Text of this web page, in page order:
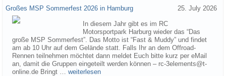
Großes MSP Sommerfest 2026 in Hamburg 25. July 2026
In diesem Jahr gibt es im RC
Motorsportpark Harburg wieder das “Das
große MSP Sommerfest”. Das Motto ist “Fast & Muddy” und findet
am ab 10 Uhr auf dem Gelände statt. Falls Ihr an dem Offroad-
Rennen teilnehmen möchtet dann meldet Euch bitte kurz per eMail
an, damit die Gruppen eingeteilt werden können – rc-3elements@t-
online.de Bringt … weiterlesen